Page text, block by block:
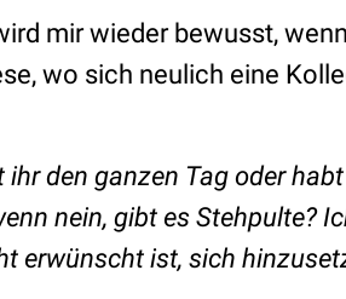
mir wieder bewusst,
wo sich neulich eine
ihr den ganzen Tag oder
nein, gibt es Stehpulte?
erwünscht ist, sich